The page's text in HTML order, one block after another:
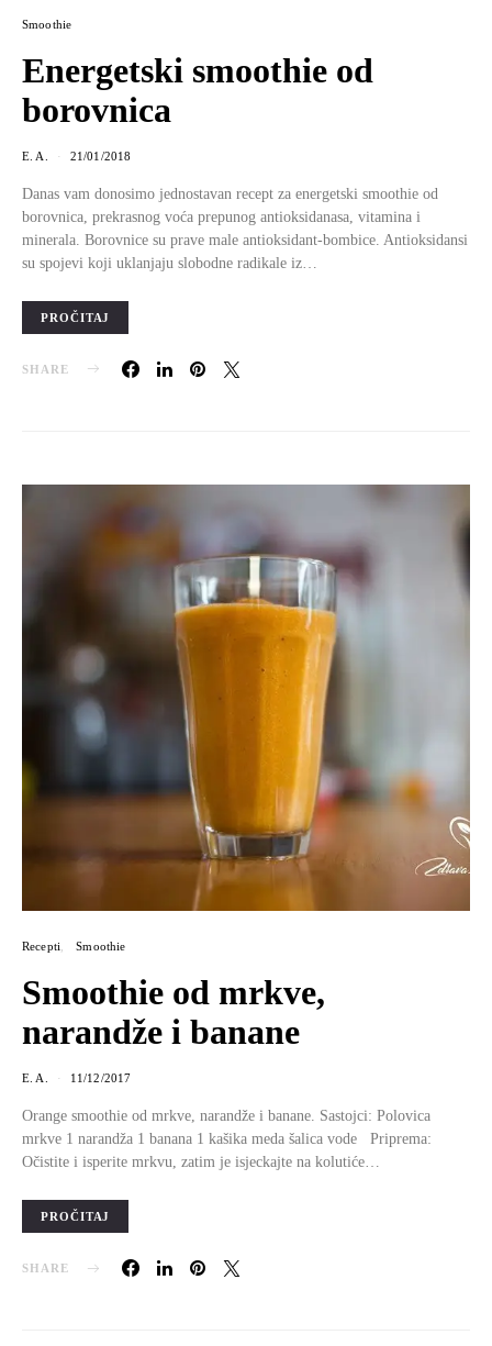
Smoothie
Energetski smoothie od
borovnica
E. A. 21/01/2018
Danas vam donosimo jednostavan recept za energetski smoothie od
borovnica, prekrasnog voća prepunog antioksidanasa, vitamina i
minerala. Borovnice su prave male antioksidant-bombice. Antioksidansi
su spojevi koji uklanjaju slobodne radikale iz…
PROČITAJ
SHARE
Recepti Smoothie
Smoothie od mrkve,
narandže i banane
E. A. 11/12/2017
Orange smoothie od mrkve, narandže i banane. Sastojci: Polovica
mrkve 1 narandža 1 banana 1 kašika meda šalica vode Priprema:
Očistite i isperite mrkvu, zatim je isjeckajte na kolutiće…
PROČITAJ
SHARE